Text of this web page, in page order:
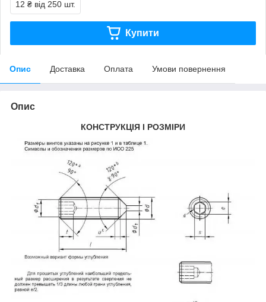
12 ₴ від 250 шт.
Купити
Опис Доставка Оплата Умови повернення
Опис
КОНСТРУКЦІЯ І РОЗМІРИ